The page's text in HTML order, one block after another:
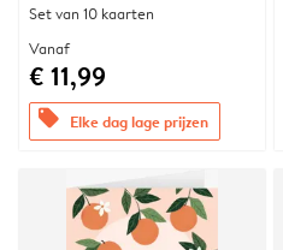
Set van 10 kaarten
Vanaf
€ 11,99
offers Elke dag lage prijzen